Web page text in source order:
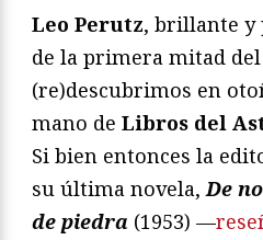
Leo Perutz, brillante y
de la primera mitad
(re)descubrimos en
mano de Libros del
Si bien entonces la
su última novela,De
de piedra (1953) —